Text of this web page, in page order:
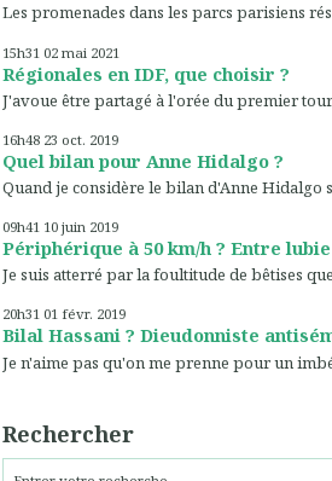
Les promenades dans les parcs parisiens
15h31 02 mai 2021
Régionales en IDF, que choisir ?
J'avoue être partagé à l'orée du premier tour
16h48 23 oct. 2019
Quel bilan pour Anne Hidalgo ?
Quand je considère le bilan d'Anne Hidalgo
09h41 10 juin 2019
Périphérique à 50 km/h ? Entre
Je suis atterré par la foultitude de bêtises
20h31 01 févr. 2019
Bilal Hassani ? Dieudonniste
Je n'aime pas qu'on me prenne pour un
Rechercher